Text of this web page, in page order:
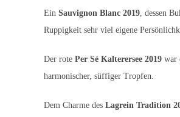
Ein Sauvignon Blanc 2019, dessen
Ruppigkeit sehr viel eigene
Der rote Per Sé Kalterersee 2019 war
harmonischer, süffiger Tropfen.
Dem Charme des Lagrein Tradition